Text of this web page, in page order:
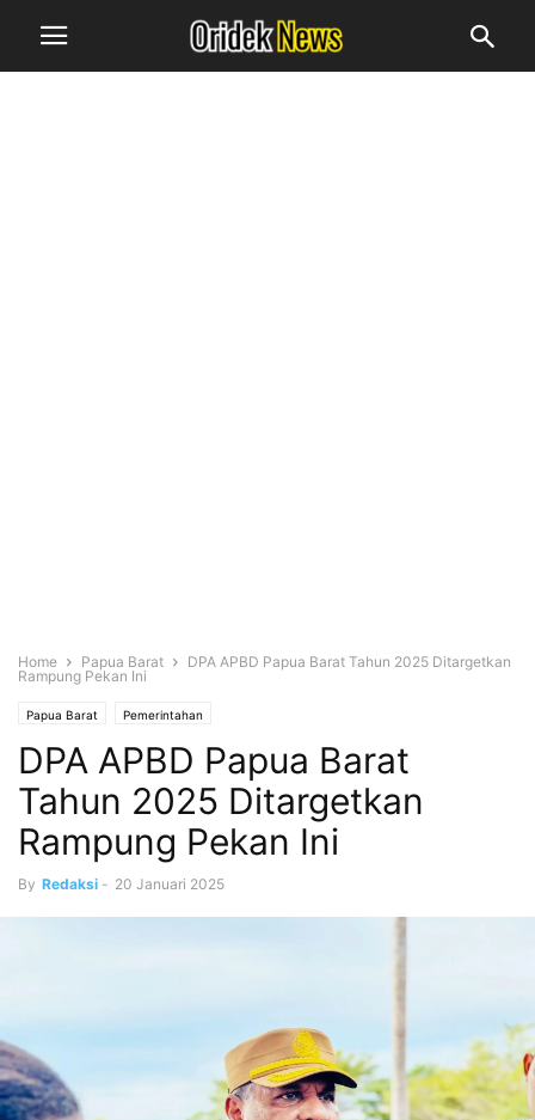
Home Papua Barat
DPA APBD Papua Barat Tahun 2025 Ditargetkan
Rampung Pekan Ini
Papua Barat Pemerintahan
DPA APBD Papua Barat
Tahun 2025 Ditargetkan
Rampung Pekan Ini
By Redaksi - 20 Januari 2025